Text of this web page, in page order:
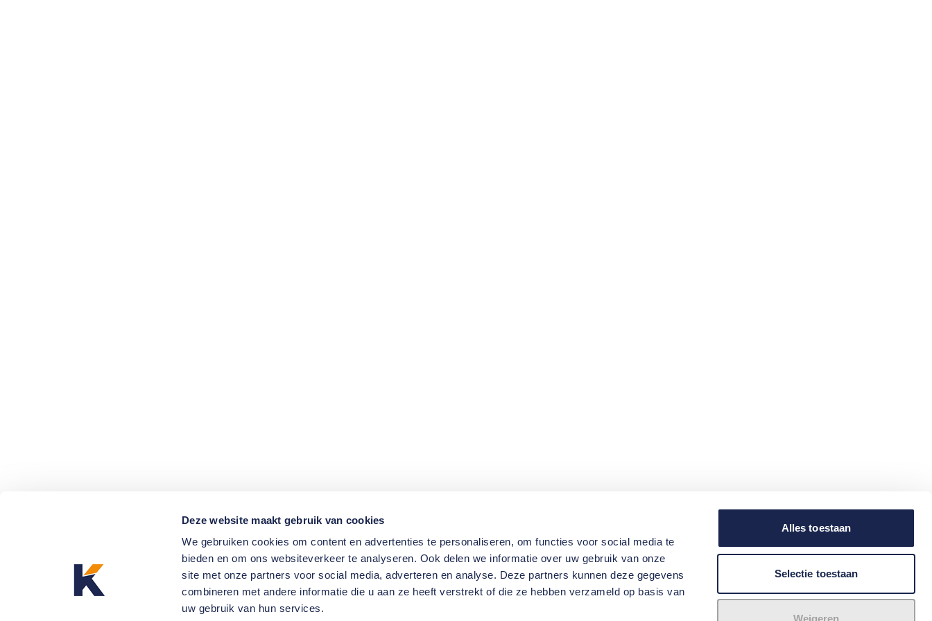
Deze website maakt gebruik van cookies
We gebruiken cookies om content en advertenties te personaliseren, om functies voor social media te
bieden en om ons websiteverkeer te analyseren. Ook delen we informatie over uw gebruik van onze
site met onze partners voor social media, adverteren en analyse. Deze partners kunnen deze gegevens
combineren met andere informatie die u aan ze heeft verstrekt of die ze hebben verzameld op basis van
uw gebruik van hun services.
Alles toestaan
Selectie toestaan
Weigeren